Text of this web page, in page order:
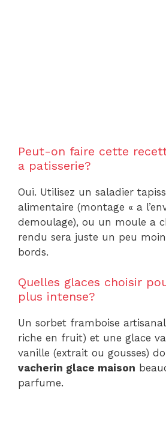
Peut-on faire cette
a patisserie?
Oui. Utilisez un saladier
alimentaire (montage « a
demoulage), ou un moule a
rendu sera juste un peu
bords.
Quelles glaces choisir
plus intense?
Un sorbet framboise
riche en fruit) et une glace
vanille (extrait ou gousses)
vacherin glace maison
parfume.